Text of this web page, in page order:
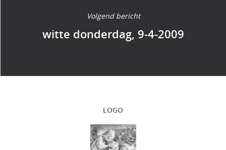
Volgend bericht
witte donderdag, 9-4-2009
LOGO